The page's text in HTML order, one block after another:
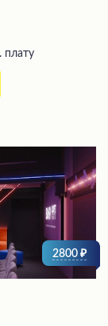
плату
2800